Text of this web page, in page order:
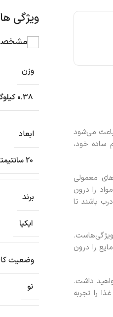
باعث می‌شود
ساده خود،
معمولی
را درون
باشند تا
را درون
داشت.
را تجربه
ویژگی
وزن
0.38 کیلوگرم
ابعاد
20 سانتیمتر
برند
ایکیا
وضعیت
نو